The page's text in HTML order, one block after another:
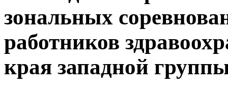
зональных
работников
края западной